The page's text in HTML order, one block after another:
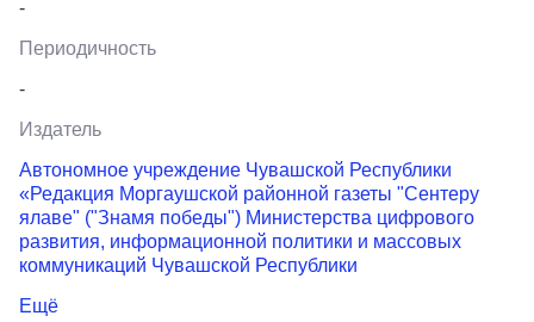
-
Периодичность
-
Издатель
Автономное учреждение Чувашской Республики
«Редакция Моргаушской районной газеты "Сентеру
ялаве" ("Знамя победы") Министерства цифрового
развития, информационной политики и массовых
коммуникаций Чувашской Республики
Ещё